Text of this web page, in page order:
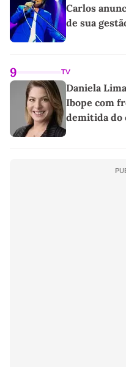
Carlos
de sua
9 TV
Daniela
Ibope com
demitida do